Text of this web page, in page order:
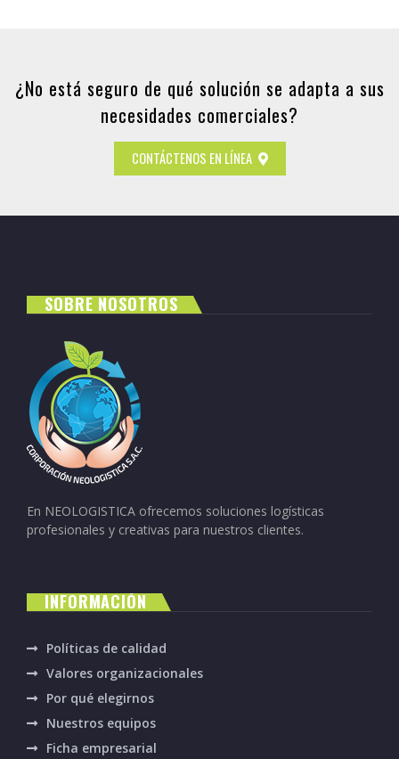
¿No está seguro de qué solución se adapta a sus
necesidades comerciales?
CONTÁCTENOS EN LÍNEA
SOBRE NOSOTROS
En NEOLOGISTICA ofrecemos soluciones logísticas
profesionales y creativas para nuestros clientes.
INFORMACIÓN
Políticas de calidad
Valores organizacionales
Por qué elegirnos
Nuestros equipos
Ficha empresarial